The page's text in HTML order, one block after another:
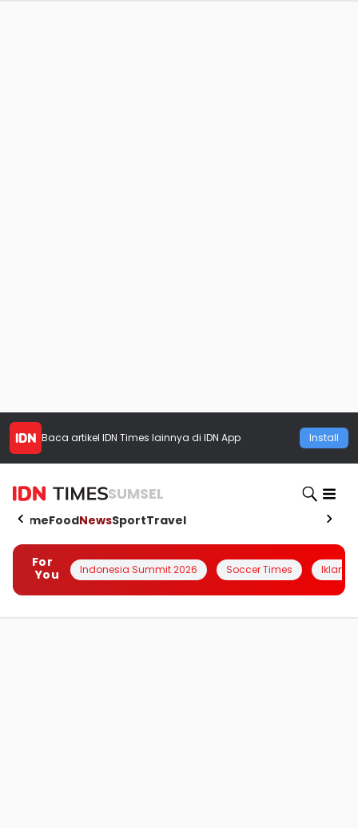
Baca artikel IDN Times lainnya di IDN App Install
SUMSEL
HomeFoodNewsSportTravel
For
You
Indonesia Summit 2026 Soccer Times Iklanin